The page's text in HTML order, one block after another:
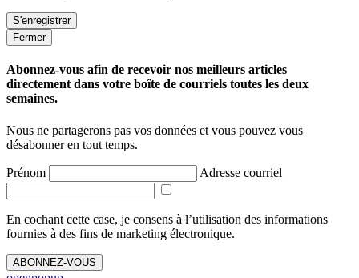
Fermer
Abonnez-vous afin de recevoir nos meilleurs articles
directement dans votre boîte de courriels toutes les deux
semaines.
Nous ne partagerons pas vos données et vous pouvez vous
désabonner en tout temps.
Prénom Adresse courriel
En cochant cette case, je consens à l’utilisation des informations
fournies à des fins de marketing électronique.
ABONNEZ-VOUS